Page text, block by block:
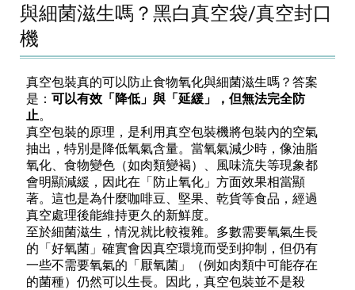
與細菌滋生嗎？黑白真空袋/真空封口
機
真空包裝真的可以防止食物氧化與細菌滋生嗎？答案
是： 可以有效「降低」與「延緩」，但無法完全防
止。
真空包裝的原理，是利用真空包裝機將包裝內的空氣
抽出，特別是降低氧氣含量。當氧氣減少時，像油脂
氧化、食物變色（如肉類變褐）、風味流失等現象都
會明顯減緩，因此在「防止氧化」方面效果相當顯
著。這也是為什麼咖啡豆、堅果、乾貨等食品，經過
真空處理後能維持更久的新鮮度。
至於細菌滋生，情況就比較複雜。多數需要氧氣生長
的「好氧菌」確實會因真空環境而受到抑制，但仍有
一些不需要氧氣的「厭氧菌」（例如肉類中可能存在
的菌種）仍然可以生長。因此，真空包裝並不是殺